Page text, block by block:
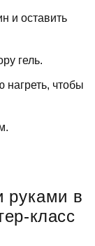
и оставить
гель.
чтобы
руками в
класс